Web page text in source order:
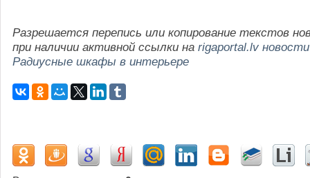
Разрешается перепись или копирование текстов
при наличии активной ссылки на rigaportal.lv новости
Радиусные шкафы в интерьере